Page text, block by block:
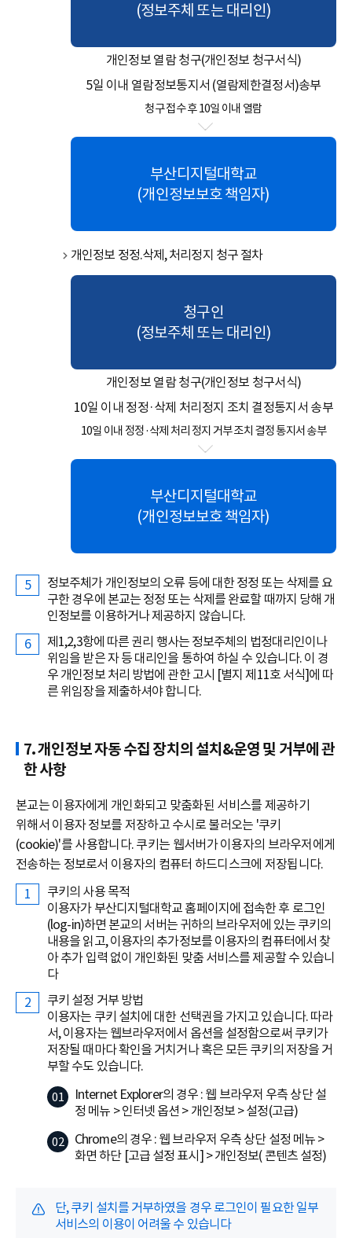
(정보주체 또는 대리인)
개인정보 열람 청구(개인정보 청구서식)
5일 이내 열람정보통지서 (열람제한결정서)송부
청구 접수 후 10일 이내 열람
부산디지털대학교
(개인정보보호 책임자)
개인정보 정정.삭제, 처리정지 청구 절차
청구인
(정보주체 또는 대리인)
개인정보 열람 청구(개인정보 청구서식)
10일 이내 정정·삭제 처리정지 조치 결정통지서 송부
10일 이내 정정·삭제 처리 정지 거부 조치 결정 통지서 송부
부산디지털대학교
(개인정보보호 책임자)
정보주체가 개인정보의 오류 등에 대한 정정 또는 삭제를 요
구한 경우에 본교는 정정 또는 삭제를 완료할 때까지 당해 개
인정보를 이용하거나 제공하지 않습니다.
제1,2,3항에 따른 권리 행사는 정보주체의 법정대리인이나
위임을 받은 자 등 대리인을 통하여 하실 수 있습니다. 이 경
우 개인정보 처리 방법에 관한 고시 [별지 제11호 서식]에 따
른 위임장을 제출하셔야 합니다.
7. 개인정보 자동 수집 장치의 설치&운영 및 거부에 관
한 사항
본교는 이용자에게 개인화되고 맞춤화된 서비스를 제공하기
위해서 이용자 정보를 저장하고 수시로 불러오는 '쿠키
(cookie)'를 사용합니다. 쿠키는 웹서버가 이용자의 브라우저에게
전송하는 정보로서 이용자의 컴퓨터 하드디스크에 저장됩니다.
쿠키의 사용 목적
이용자가 부산디지털대학교 홈페이지에 접속한 후 로그인
(log-in)하면 본교의 서버는 귀하의 브라우저에 있는 쿠키의
내용을 읽고, 이용자의 추가정보를 이용자의 컴퓨터에서 찾
아 추가 입력 없이 개인화된 맞춤 서비스를 제공할 수 있습니
다
쿠키 설정 거부 방법
이용자는 쿠키 설치에 대한 선택권을 가지고 있습니다. 따라
서, 이용자는 웹브라우저에서 옵션을 설정함으로써 쿠키가
저장될 때마다 확인을 거치거나 혹은 모든 쿠키의 저장을 거
부할 수도 있습니다.
Internet Explorer의 경우 : 웹 브라우저 우측 상단 설
정 메뉴 > 인터넷 옵션 > 개인정보 > 설정(고급)
Chrome의 경우 : 웹 브라우저 우측 상단 설정 메뉴 >
화면 하단 [고급 설정 표시] > 개인정보( 콘텐츠 설정)
단, 쿠키 설치를 거부하였을 경우 로그인이 필요한 일부
서비스의 이용이 어려울 수 있습니다